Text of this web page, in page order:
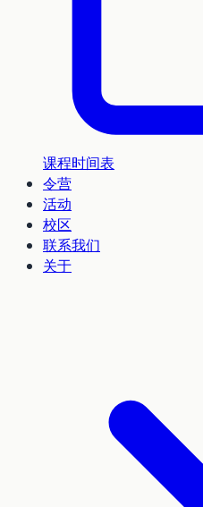
课程时间表
令营
活动
校区
联系我们
关于